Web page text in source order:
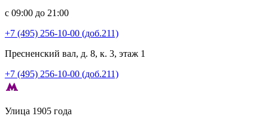
с 09:00 до 21:00
+7 (495) 256-10-00 (доб.211)
Пресненский вал, д. 8, к. 3, этаж 1
+7 (495) 256-10-00 (доб.211)
Улица 1905 года